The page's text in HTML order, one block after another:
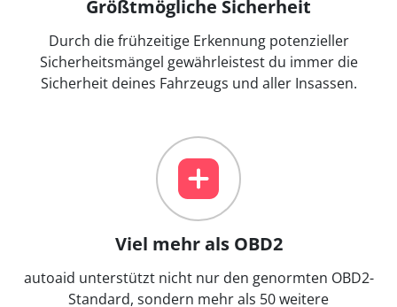
Größtmögliche Sicherheit
Durch die frühzeitige Erkennung potenzieller
Sicherheitsmängel gewährleistest du immer die
Sicherheit deines Fahrzeugs und aller Insassen.
Viel mehr als OBD2
autoaid unterstützt nicht nur den genormten OBD2-
Standard, sondern mehr als 50 weitere